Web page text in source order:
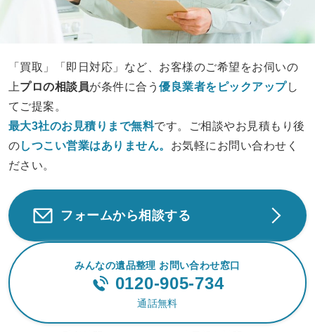
「買取」「即日対応」など、お客様のご希望をお伺いの
上プロの相談員が条件に合う優良業者をピックアップし
てご提案。
最大3社のお見積りまで無料です。ご相談やお見積もり後
のしつこい営業はありません。 お気軽にお問い合わせく
ださい。
フォームから相談する
みんなの遺品整理 お問い合わせ窓口
0120-905-734
通話無料